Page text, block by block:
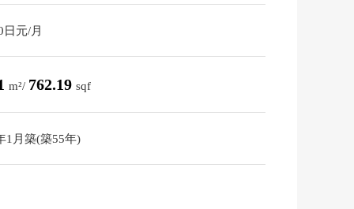
日元/月
m²/ 762.19 sqf
1月築(築55年)